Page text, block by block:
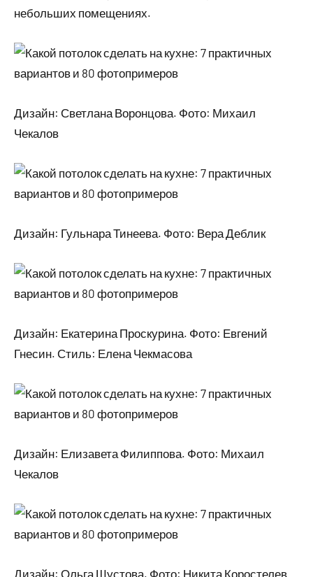
небольших помещениях.
Дизайн: Светлана Воронцова. Фото: Михаил
Чекалов
Дизайн: Гульнара Тинеева. Фото: Вера Деблик
Дизайн: Екатерина Проскурина. Фото: Евгений
Гнесин. Стиль: Елена Чекмасова
Дизайн: Елизавета Филиппова. Фото: Михаил
Чекалов
Дизайн: Ольга Шустова. Фото: Никита Коростелев